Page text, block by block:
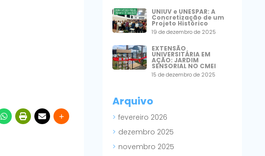
UNIUV e UNESPAR: A
Concretização de um
Projeto Histórico
19 de dezembro de 2025
EXTENSÃO
UNIVERSITÁRIA EM
AÇÃO: JARDIM
SENSORIAL NO CMEI
15 de dezembro de 2025
Arquivo
fevereiro 2026
dezembro 2025
novembro 2025